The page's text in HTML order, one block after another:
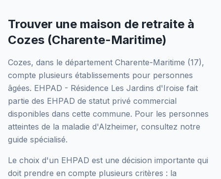
Trouver une maison de retraite à
Cozes (Charente-Maritime)
Cozes, dans le département Charente-Maritime (17),
compte plusieurs établissements pour personnes
âgées. EHPAD - Résidence Les Jardins d'Iroise fait
partie des EHPAD de statut privé commercial
disponibles dans cette commune. Pour les personnes
atteintes de la maladie d'Alzheimer, consultez notre
guide spécialisé.
Le choix d'un EHPAD est une décision importante qui
doit prendre en compte plusieurs critères : la